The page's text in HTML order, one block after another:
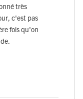
très
c'est pas
fois qu'on